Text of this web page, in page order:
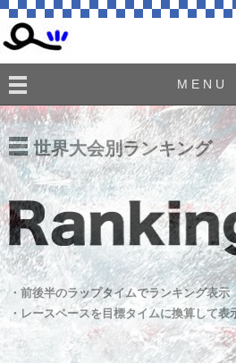
M E N U
世界大会別ランキング
・前後半のラップタイムでランキング表示
・レースペースを目標タイムに換算して表